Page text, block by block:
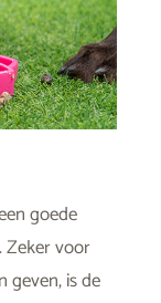
goede
Zeker voor
geven, is de